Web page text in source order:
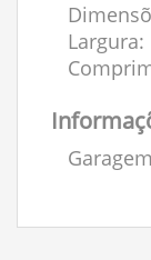
Largura: